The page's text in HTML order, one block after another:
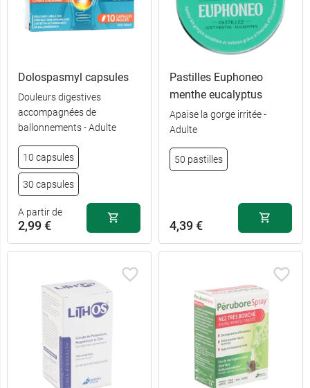
Dolospasmyl capsules
Douleurs digestives
accompagnées de
ballonnements - Adulte
10 capsules
30 capsules
A partir de
2,99 €
Pastilles Euphoneo
menthe eucalyptus
Apaise la gorge irritée -
Adulte
50 pastilles
4,39 €